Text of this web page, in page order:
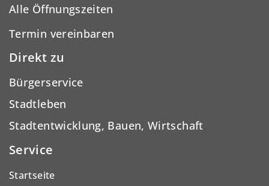
Alle Öffnungszeiten
Termin vereinbaren
Direkt zu
Bürgerservice
Stadtleben
Stadtentwicklung, Bauen, Wirtschaft
Service
Startseite